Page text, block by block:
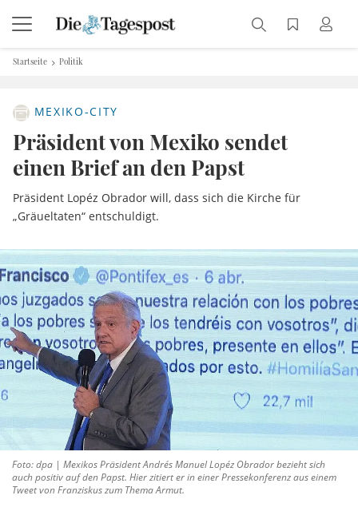
Startseite Politik
MEXIKO-CITY
Präsident von Mexiko sendet
einen Brief an den Papst
Präsident Lopéz Obrador will, dass sich die Kirche für
„Gräueltaten“ entschuldigt.
Foto: dpa | Mexikos Präsident Andrés Manuel Lopéz Obrador bezieht sich
auch positiv auf den Papst. Hier zitiert er in einer Pressekonferenz aus einem
Tweet von Franziskus zum Thema Armut.